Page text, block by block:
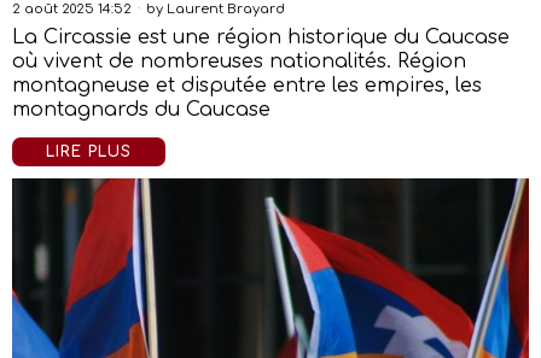
2 août 2025 14:52 by Laurent Brayard
La Circassie est une région historique du Caucase
où vivent de nombreuses nationalités. Région
montagneuse et disputée entre les empires, les
montagnards du Caucase
LIRE PLUS